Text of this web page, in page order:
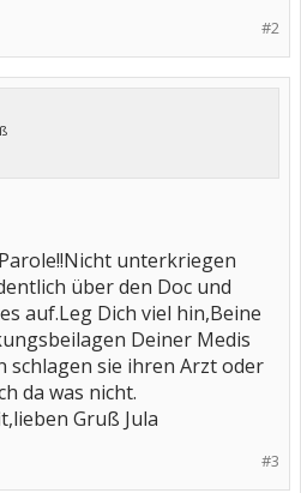
#2
unterkriegen
über den Doc und
auf.Leg Dich viel hin,Beine
Deiner Medis
schlagen sie ihren Arzt oder
da was nicht.
Gruß Jula
#3